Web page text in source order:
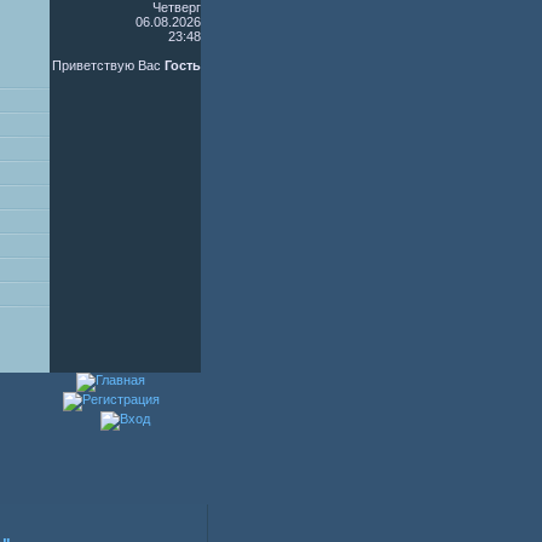
Четверг
06.08.2026
23:48
Приветствую Вас Гость